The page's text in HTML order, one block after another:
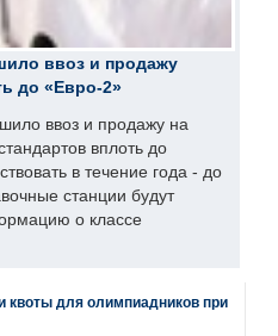
ввоз и продажу
до «Евро-2»
ввоз и продажу на
вплоть до
в течение года - до
станции будут
о классе
для олимпиадников при